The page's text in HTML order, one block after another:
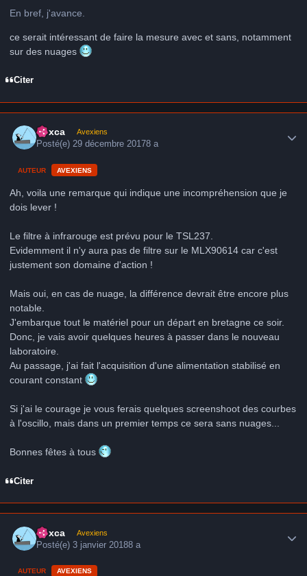
En bref, j'avance.
ce serait intéressant de faire la mesure avec et sans, notamment
sur des nuages
Citer
hoxca Avexiens
Posté(e)29 décembre 20178 a
AUTEUR AVEXIENS
Ah, voila une remarque qui indique une incompréhension que je
dois lever !
Le filtre à infrarouge est prévu pour le TSL237.
Evidemment il n'y aura pas de filtre sur le MLX90614 car c'est
justement son domaine d'action !
Mais oui, en cas de nuage, la différence devrait être encore plus
notable.
J'embarque tout le matériel pour un départ en bretagne ce soir.
Donc, je vais avoir quelques heures à passer dans le nouveau
laboratoire.
Au passage, j'ai fait l'acquisition d'une alimentation stabilisé en
courant constant
Si j'ai le courage je vous ferais quelques screenshoot des courbes
à l'oscillo, mais dans un premier temps ce sera sans nuages...
Bonnes fêtes à tous
Citer
hoxca Avexiens
Posté(e)3 janvier 20188 a
AUTEUR AVEXIENS